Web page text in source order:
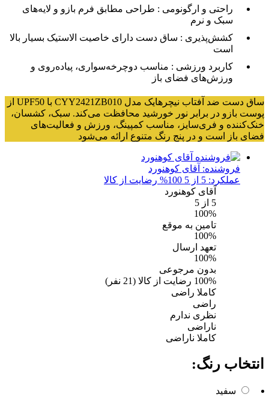
راحتی و ارگونومی : طراحی مطابق فرم بازو و لایه‌های
سبک و نرم
کشش‌پذیری : ساق دست دارای خاصیت الاستیک بسیار بالا
است
کاربرد ورزشی : مناسب دوچرخه‌سواری، پیاده‌روی و
ورزش‌های فضای باز
ساق دست ضد آفتاب نیچرهایک مدل CYY2421ZB010 با UPF50 از
پوست بازو در برابر نور خورشید محافظت می‌کند. سبک، کشسان،
خنک‌کننده و فری‌سایز، مناسب کمپینگ، ورزش و فعالیت‌های
فضای باز است و در پنج رنگ متنوع ارائه می‌شود
فروشنده: آقای کوهنورد
عملکرد: 5 از 5
100% رضایت از کالا
آقای کوهنورد
5 از 5
100%
تامین به موقع
100%
تعهد ارسال
100%
بدون مرجوعی
100% رضایت از کالا (
21 نفر)
کاملا راضی
راضی
نظری ندارم
ناراضی
کاملا ناراضی
انتخاب رنگ:
سفید